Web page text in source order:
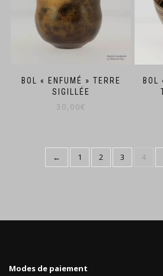
BOL « ENFUMÉ » TERRE
SIGILLÉE
30,00€
BOL
← 1 2 3 4
Modes de paiement